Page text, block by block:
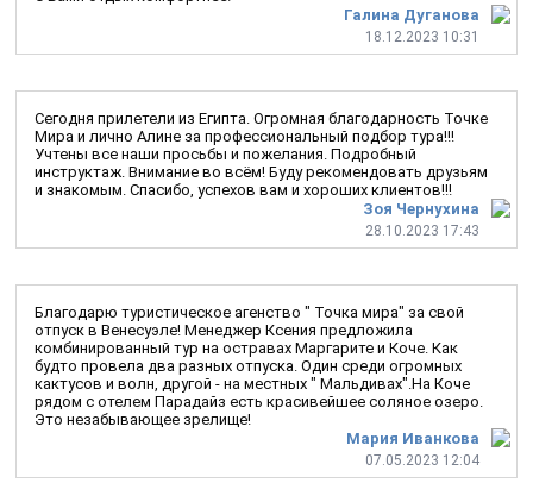
Галина Дуганова
18.12.2023 10:31
Зоя Чернухина
28.10.2023 17:43
Сегодня прилетели из Египта. Огромная благодарность Точке
Мира и лично Алине за профессиональный подбор тура!!!
Учтены все наши просьбы и пожелания. Подробный
инструктаж. Внимание во всём! Буду рекомендовать друзьям
и знакомым. Спасибо, успехов вам и хороших клиентов!!!
Мария Иванкова
07.05.2023 12:04
Благодарю туристическое агенство " Точка мира" за свой
отпуск в Венесуэле! Менеджер Ксения предложила
комбинированный тур на остравах Маргарите и Коче. Как
будто провела два разных отпуска. Один среди огромных
кактусов и волн, другой - на местных " Мальдивах".На Коче
рядом с отелем Парадайз есть красивейшее соляное озеро.
Это незабывающее зрелище!